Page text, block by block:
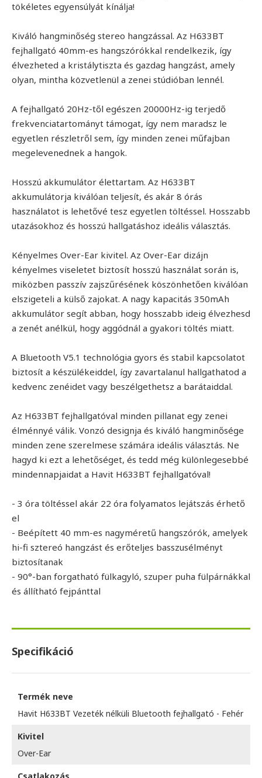
tökéletes egyensúlyát kínálja!
Kiváló hangminőség stereo hangzással. Az H633BT
fejhallgató 40mm-es hangszórókkal rendelkezik, így
élvezheted a kristálytiszta és gazdag hangzást, amely
olyan, mintha közvetlenül a zenei stúdióban lennél.
A fejhallgató 20Hz-től egészen 20000Hz-ig terjedő
frekvenciatartományt támogat, így nem maradsz le
egyetlen részletről sem, így minden zenei műfajban
megelevenednek a hangok.
Hosszú akkumulátor élettartam. Az H633BT
akkumulátorja kiválóan teljesít, és akár 8 órás
használatot is lehetővé tesz egyetlen töltéssel. Hosszabb
utazásokhoz és hosszú hallgatáshoz ideális választás.
Kényelmes Over-Ear kivitel. Az Over-Ear dizájn
kényelmes viseletet biztosít hosszú használat során is,
miközben passzív zajszűrésének köszönhetően kiválóan
elszigeteli a külső zajokat. A nagy kapacitás 350mAh
akkumulátor segít abban, hogy hosszabb ideig élvezhesd
a zenét anélkül, hogy aggódnál a gyakori töltés miatt.
A Bluetooth V5.1 technológia gyors és stabil kapcsolatot
biztosít a készülékeiddel, így zavartalanul hallgathatod a
kedvenc zenéidet vagy beszélgethetsz a barátaiddal.
Az H633BT fejhallgatóval minden pillanat egy zenei
élménnyé válik. Vonzó designja és kiváló hangminősége
minden zene szerelmese számára ideális választás. Ne
hagyd ki ezt a lehetőséget, és tedd még különlegesebbé
mindennapjaidat a Havit H633BT fejhallgatóval!
- 3 óra töltéssel akár 22 óra folyamatos lejátszás érhető
el
- Beépített 40 mm-es nagyméretű hangszórók, amelyek
hi-fi sztereó hangzást és erőteljes basszusélményt
biztosítanak
- 90°-ban forgatható fülkagyló, szuper puha fülpárnákkal
és állítható fejpánttal
Specifikáció
Termék neve
Havit H633BT Vezeték nélküli Bluetooth fejhallgató - Fehér
Kivitel
Over-Ear